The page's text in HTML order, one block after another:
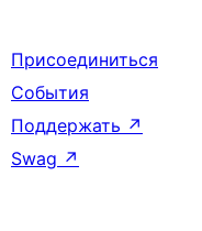
Присоединиться
События
Поддержать ↗
Swag ↗